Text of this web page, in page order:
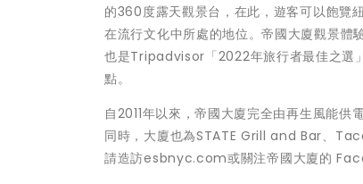
的360度露天觀景台，在此，遊客可以飽覽
在流行文化中所處的地位。帝國大廈觀景體
也是Tripadvisor「2022年旅行者最佳之選
點。
自2011年以來，帝國大廈完全由再生風能
同時，大廈也為STATE Grill and Bar、
請造訪esbnyc.com或關注帝國大廈的